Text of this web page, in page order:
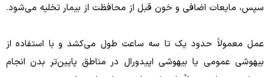
سپس، مایعات اضافی و خون قبل از محافظت از بیمار تخلیه می‌شود.
عمل معمولاً حدود یک تا سه ساعت طول می‌کشد و با استفاده از
بیهوشی عمومی یا بیهوشی اپیدورال در مناطق پایین‌تر بدن انجام